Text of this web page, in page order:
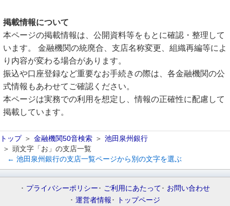
掲載情報について
本ページの掲載情報は、公開資料等をもとに確認・整理して
います。 金融機関の統廃合、支店名称変更、組織再編等によ
り内容が変わる場合があります。
振込や口座登録など重要なお手続きの際は、各金融機関の公
式情報もあわせてご確認ください。
本ページは実務での利用を想定し、情報の正確性に配慮して
掲載しています。
トップ 金融機関50音検索
池田泉州銀行
頭文字「お」の支店一覧
← 池田泉州銀行の支店一覧ページから別の文字を選ぶ
プライバシーポリシー ご利用にあたって
お問い合わせ
運営者情報
トップページ